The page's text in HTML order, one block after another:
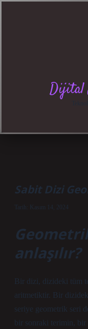
Dijital
Sabit Dizi
Tarih: Kasım 14, 2024
anlaşılır?
Bir dizi, dizideki tüm
aritmetiktir. Bir
seriye geometrik seri
bir sonraki terimin,